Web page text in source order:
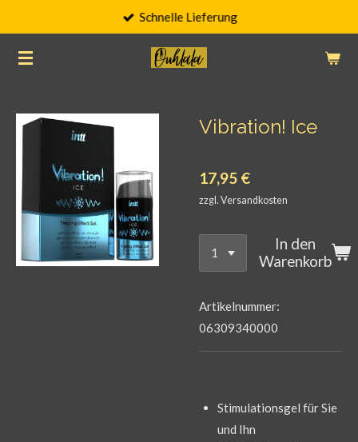
springen
Schnelle Lieferung
Vibration! Ice
17,95 €
zzgl. Versandkosten
In den
Warenkorb
Artikelnummer:
06309340000
Stimulationsgel für Sie
und Ihn